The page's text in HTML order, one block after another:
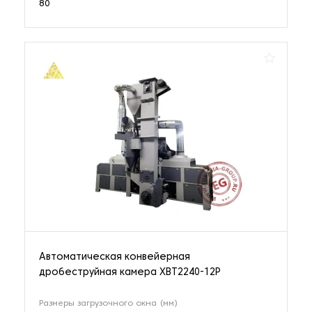
Электроэрозионные прошивные станки
80
Автоматическая конвейерная
дробеструйная камера XBT2240-12P
Размеры загрузочного окна (мм)